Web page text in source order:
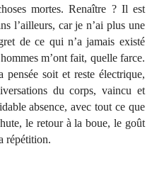
mortes. Renaître ? Il est
l’ailleurs, car je n’ai plus une
de ce qui n’a jamais existé
m’ont fait, quelle farce.
soit et reste électrique,
du corps, vaincu et
absence, avec tout ce que
le retour à la boue, le goût
répétition.